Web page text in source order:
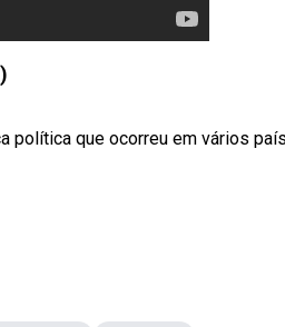
política que ocorreu em vários